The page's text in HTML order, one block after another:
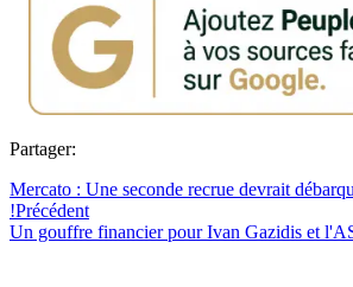
Partager:
Mercato : Une seconde recrue devrait
!Précédent
Un gouffre financier pour Ivan Gazidis et